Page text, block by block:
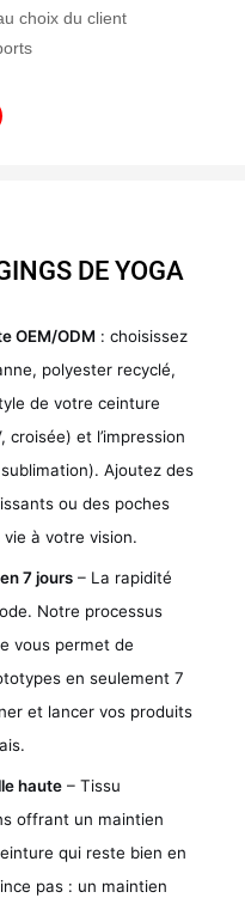
choix du client
DE YOGA
OEM/ODM: choisissez
polyester recyclé,
de votre ceinture
croisée) et l’impression
Ajoutez des
ou des poches
à votre vision.
7 jours– La rapidité
Notre processus
vous permet de
en seulement 7
et lancer vos produits
haute– Tissu
offrant un maintien
qui reste bien en
pas : un maintien